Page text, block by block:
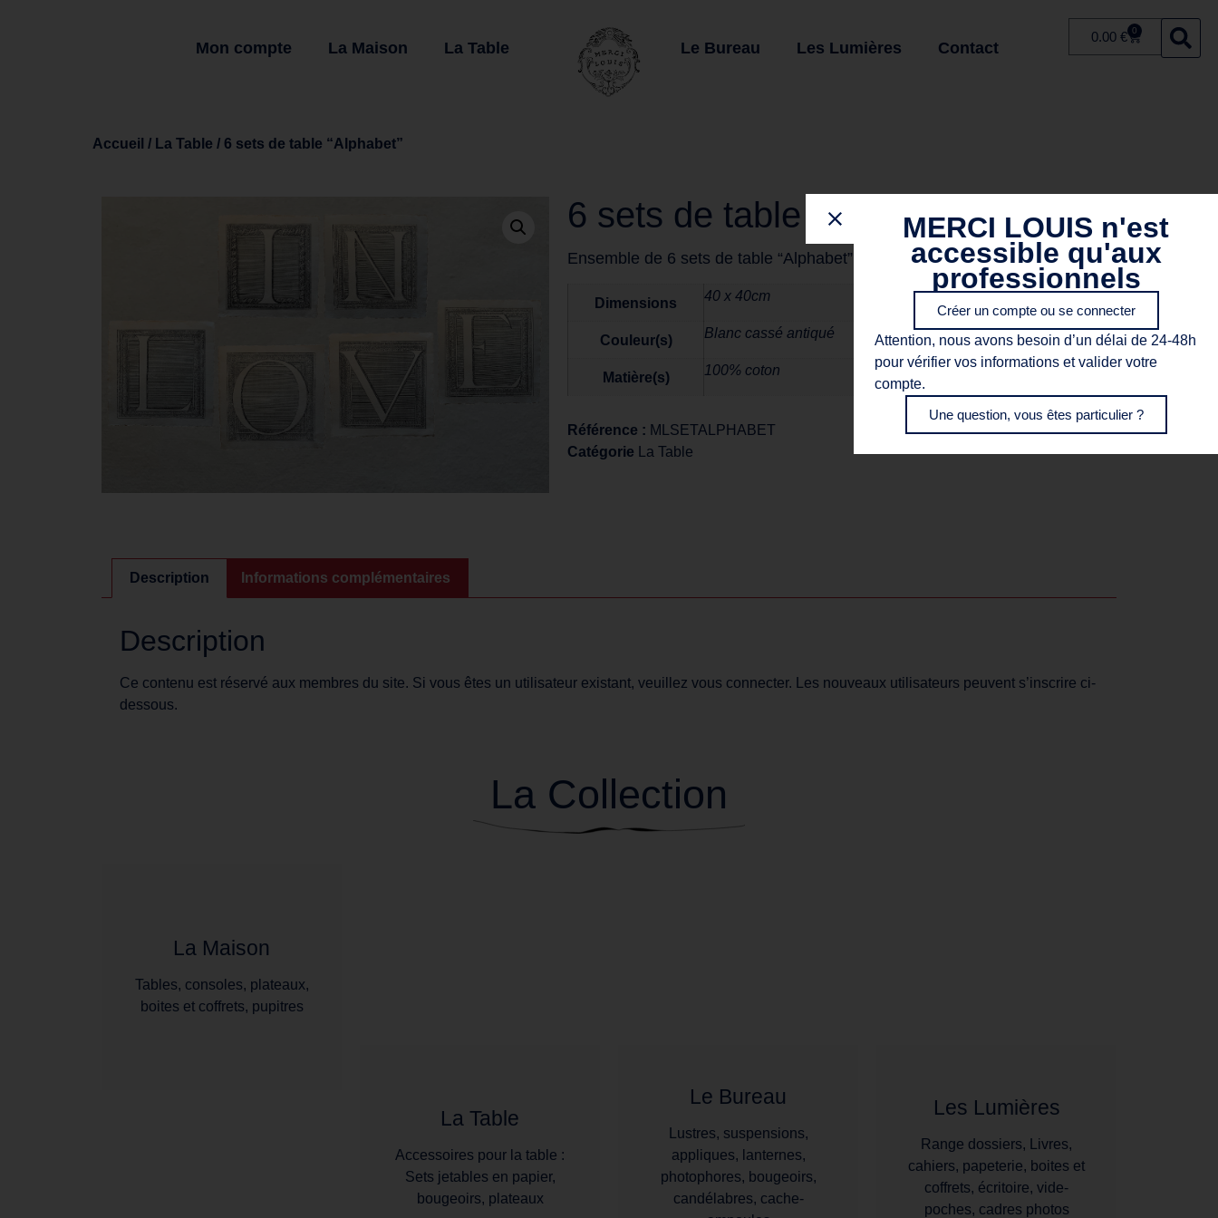
Mon compte La Maison La Table Le Bureau Les Lumières Contact
0.00 € 0
Accueil / La Table / 6 sets de table “Alphabet”
6 sets de table “Alphabet”
Ensemble de 6 sets de table “Alphabet”
Dimensions 40 x 40cm
Couleur(s) Blanc cassé antiqué
Matière(s) 100% coton
Référence : MLSETALPHABET
Catégorie
La Table
Description Informations complémentaires
Description
Ce contenu est réservé aux membres du site. Si vous êtes un utilisateur existant, veuillez vous connecter. Les nouveaux utilisateurs peuvent s’inscrire ci-
dessous.
La Collection
La Maison
Tables, consoles, plateaux,
boites et coffrets, pupitres
La Table
Accessoires pour la table :
Sets jetables en papier,
bougeoirs, plateaux
Le Bureau
Lustres, suspensions,
appliques, lanternes,
photophores, bougeoirs,
candélabres, cache-
Les Lumières
Range dossiers, Livres,
cahiers, papeterie, boites et
coffrets, écritoire, vide-
poches, cadres photos
MERCI LOUIS n'est
accessible qu'aux
professionnels
Créer un compte ou se connecter
Attention, nous avons besoin d’un délai de 24-48h
pour vérifier vos informations et valider votre
compte.
Une question, vous êtes particulier ?